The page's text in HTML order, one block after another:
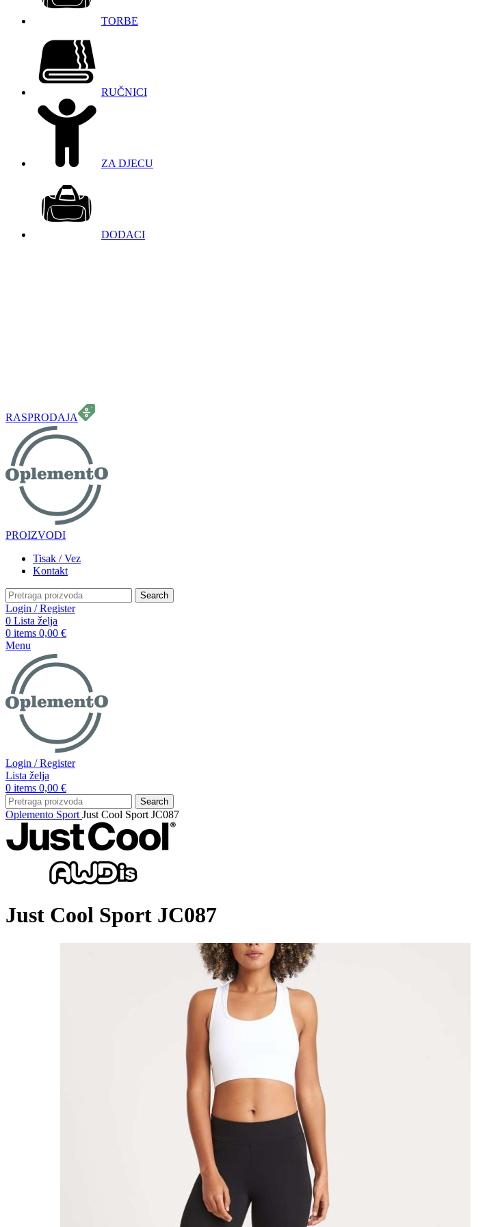
TORBE
RUČNICI
ZA DJECU
DODACI
RASPRODAJA
PROIZVODI
Tisak / Vez
Kontakt
Search
Login / Register
0 Lista želja
0 items 0,00 €
Menu
Login / Register
Lista želja
0 items 0,00 €
Search
Oplemento Sport Just Cool Sport JC087
Just Cool Sport JC087